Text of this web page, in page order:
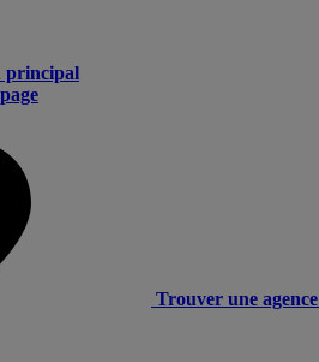
principal
Trouver une agence